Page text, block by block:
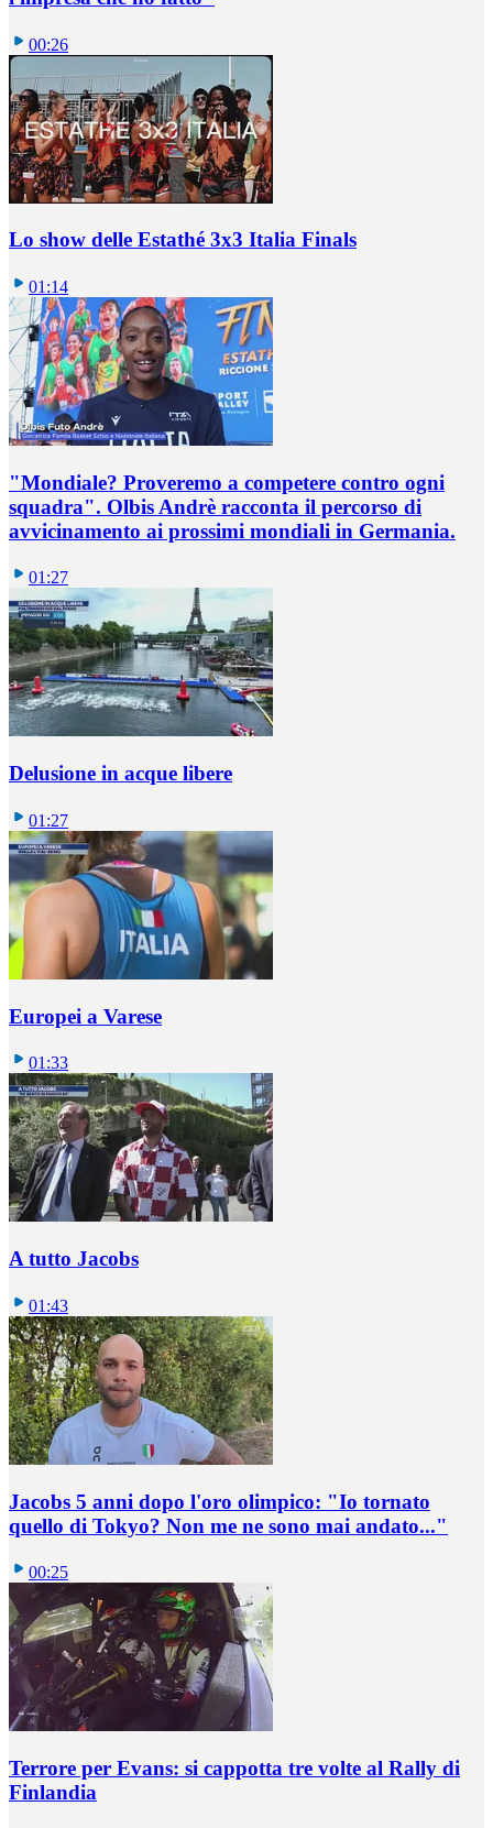
00:26
Lo show delle Estathé 3x3 Italia Finals
01:14
"Mondiale? Proveremo a competere contro ogni
squadra". Olbis Andrè racconta il percorso di
avvicinamento ai prossimi mondiali in Germania.
01:27
Delusione in acque libere
01:27
Europei a Varese
01:33
A tutto Jacobs
01:43
Jacobs 5 anni dopo l'oro olimpico: "Io tornato
quello di Tokyo? Non me ne sono mai andato..."
00:25
Terrore per Evans: si cappotta tre volte al Rally di
Finlandia